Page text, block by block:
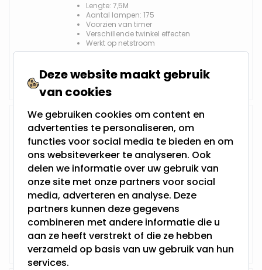
Lengte: 7,5M
Aantal lampen: 175
Voorzien van timer
Verschillende twinkel effecten
Werkt op netstroom
Niet op voorraad 17,95
Gouden ijspegelverlichting -
12meter - 480leds
Lengte: 12M
Aantal lampen: 480
Werkt op netstroom
Niet op voorraad 39,95
Deze website maakt gebruik
van cookies
We gebruiken cookies om content en
advertenties te personaliseren, om
functies voor social media te bieden en om
ons websiteverkeer te analyseren. Ook
delen we informatie over uw gebruik van
onze site met onze partners voor social
media, adverteren en analyse. Deze
partners kunnen deze gegevens
combineren met andere informatie die u
aan ze heeft verstrekt of die ze hebben
verzameld op basis van uw gebruik van hun
services.